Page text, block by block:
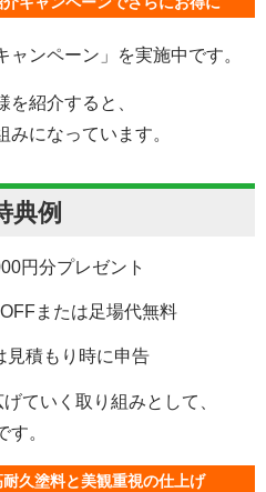
ンペーン」を実施中です。
を紹介すると、
になっています。
典例
円分プレゼント
または足場代無料
見積もり時に申告
ていく取り組みとして、
。
久塗料と美観重視の仕上げ